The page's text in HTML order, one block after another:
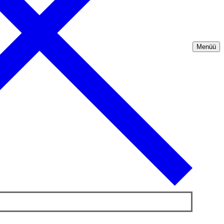
Menüü